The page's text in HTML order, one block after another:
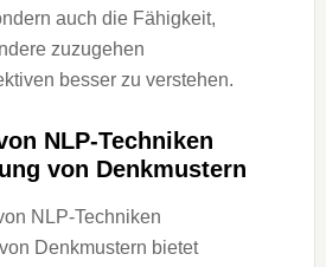
a‬uch d‬ie Fähigkeit,
zuzugehen
b‬esser z‬u verstehen.
NLP-Techniken
v‬on Denkmustern
NLP-Techniken
Denkmustern bietet